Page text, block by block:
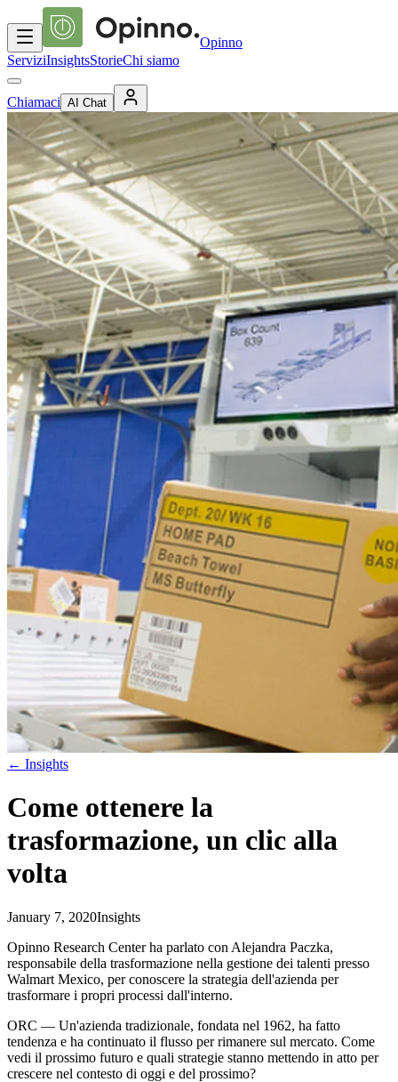
Opinno
ServiziInsightsStorieChi siamo
Chiamaci AI Chat
← Insights
Come ottenere la
trasformazione, un clic alla
volta
January 7, 2020Insights
Opinno Research Center ha parlato con Alejandra Paczka,
responsabile della trasformazione nella gestione dei talenti presso
Walmart Mexico, per conoscere la strategia dell'azienda per
trasformare i propri processi dall'interno.
ORC — Un'azienda tradizionale, fondata nel 1962, ha fatto
tendenza e ha continuato il flusso per rimanere sul mercato. Come
vedi il prossimo futuro e quali strategie stanno mettendo in atto per
crescere nel contesto di oggi e del prossimo?